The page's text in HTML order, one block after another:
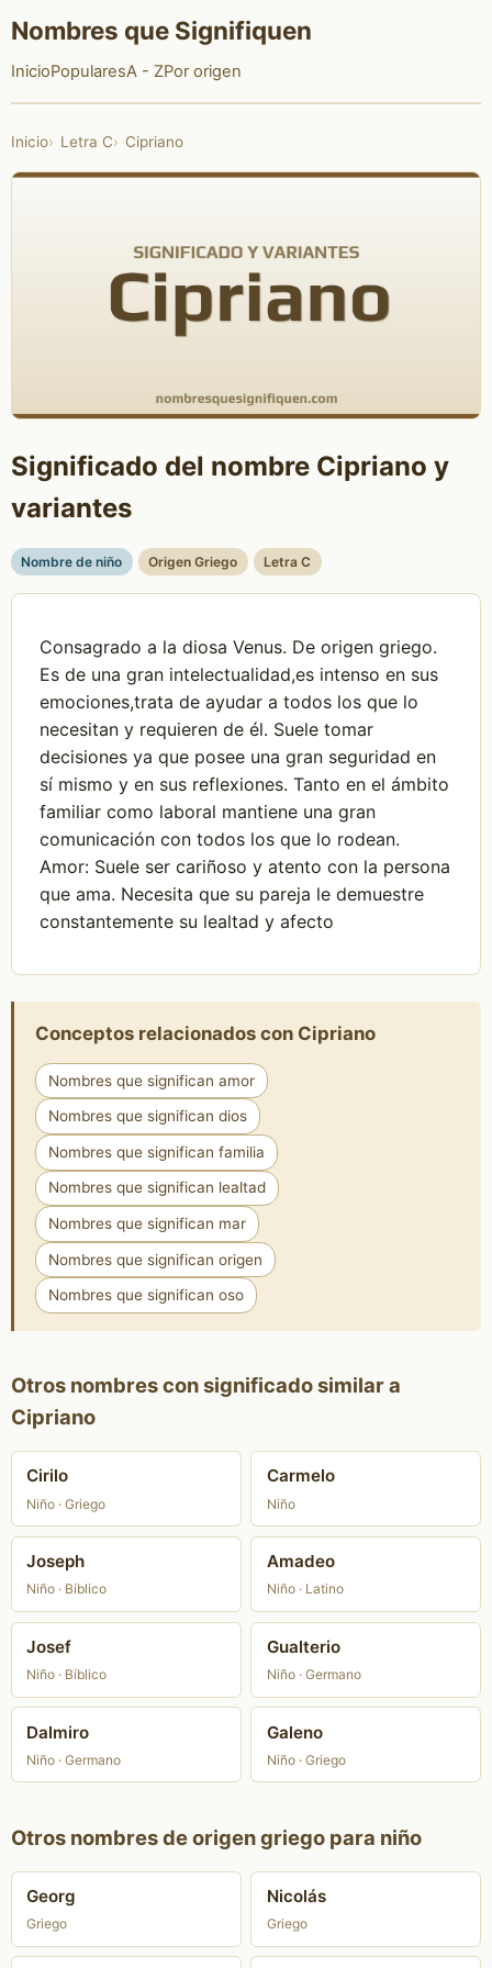
Nombres que Signifiquen
InicioPopularesA - ZPor origen
Inicio Letra C Cipriano
Significado del nombre Cipriano y
variantes
Nombre de niño Origen Griego Letra C
Consagrado a la diosa Venus. De origen griego.
Es de una gran intelectualidad,es intenso en sus
emociones,trata de ayudar a todos los que lo
necesitan y requieren de él. Suele tomar
decisiones ya que posee una gran seguridad en
sí mismo y en sus reflexiones. Tanto en el ámbito
familiar como laboral mantiene una gran
comunicación con todos los que lo rodean.
Amor: Suele ser cariñoso y atento con la persona
que ama. Necesita que su pareja le demuestre
constantemente su lealtad y afecto
Conceptos relacionados con Cipriano
Nombres que significan amor
Nombres que significan dios
Nombres que significan familia
Nombres que significan lealtad
Nombres que significan mar
Nombres que significan origen
Nombres que significan oso
Otros nombres con significado similar a
Cipriano
Cirilo
Niño · Griego
Carmelo
Niño
Joseph
Niño · Bíblico
Amadeo
Niño · Latino
Josef
Niño · Bíblico
Gualterio
Niño · Germano
Dalmiro
Niño · Germano
Galeno
Niño · Griego
Otros nombres de origen griego para niño
Georg
Griego
Nicolás
Griego